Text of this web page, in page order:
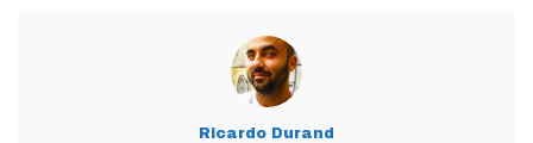
Ricardo Durand